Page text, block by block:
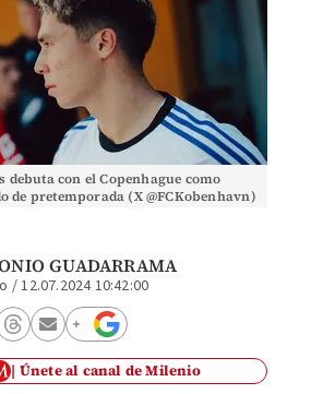
debuta con el Copenhague como
de pretemporada (X @FCKobenhavn)
GUADARRAMA
/12.07.2024 10:42:00
Únete al canal de Milenio